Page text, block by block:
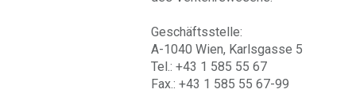
Geschäftsstelle:
A-1040 Wien, Karlsgasse 5
Tel.: +43 1 585 55 67
Fax.: +43 1 585 55 67-99